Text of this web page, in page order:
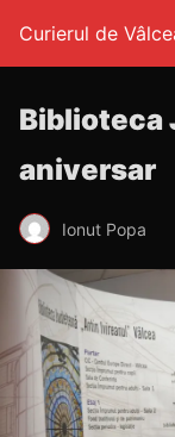
Curierul de
Biblioteca
aniversar
Ionut Popa